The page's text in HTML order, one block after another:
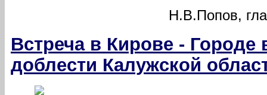
Н.В.Попов,
Встреча в Кирове - Городе
доблести Калужской